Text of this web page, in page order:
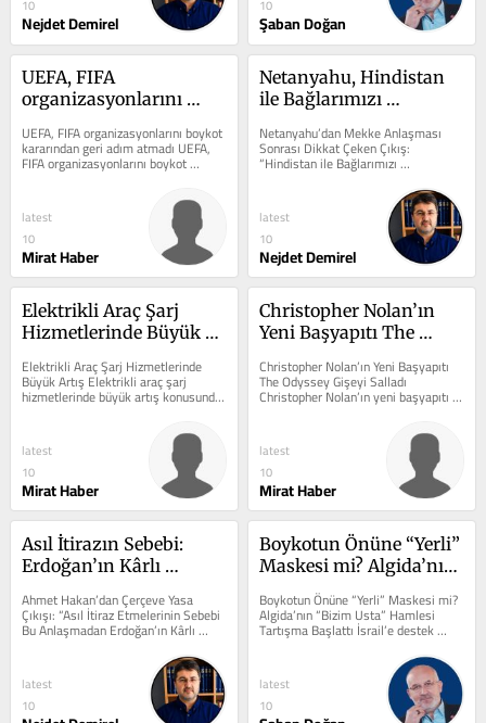
10
Nejdet Demirel
10
Şaban Doğan
UEFA, FIFA
organizasyonlarını
adım atmadı
UEFA, FIFA organizasyonlarını boykot
kararından geri adım atmadı UEFA,
FIFA organizasyonlarını boykot
kararından geri adım atmadı
latest
10
Mirat Haber
Netanyahu, Hindistan
ile Bağlarımızı
Netanyahu’dan Mekke Anlaşması
Sonrası Dikkat Çeken Çıkış:
“Hindistan ile Bağlarımızı
Güçlendiriyoruz” Türkiye, Suudi
latest
10
Nejdet Demirel
Elektrikli Araç Şarj
Hizmetlerinde Büyük
Elektrikli Araç Şarj Hizmetlerinde
Büyük Artış Elektrikli araç şarj
hizmetlerinde büyük artış konusunda
önemli gelişmeler yaşanıyor....
latest
10
Mirat Haber
Christopher Nolan’ın
Yeni Başyapıtı The
Christopher Nolan’ın Yeni Başyapıtı
The Odyssey Gişeyi Salladı
Christopher Nolan’ın yeni başyapıtı
The Odyssey konusunda önemli...
latest
10
Mirat Haber
Asıl İtirazın Sebebi:
Erdoğan’ın Kârlı
Ahmet Hakan’dan Çerçeve Yasa
Çıkışı: “Asıl İtiraz Etmelerinin Sebebi
Bu Anlaşmadan Erdoğan’ın Kârlı
Çıkacak Olması” Hürriyet...
latest
10
Boykotun Önüne “Yerli”
Maskesi mi? Algida’nın
Tartışma Başlattı
Boykotun Önüne “Yerli” Maskesi mi?
Algida’nın “Bizim Usta” Hamlesi
Tartışma Başlattı İsrail’e destek
verdiği gerekçesiyle boykot...
latest
10